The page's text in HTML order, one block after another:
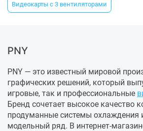
Видеокарты с 3 вентиляторами
PNY
PNY — это известный мировой
графических решений, который
игровые, так и профессиональные
Бренд сочетает высокое качество
продуманные системы охлаждения
модельный ряд. В интернет-